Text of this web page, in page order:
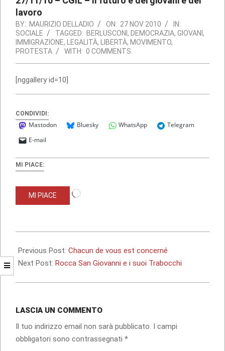
lavoro
BY: MAURIZIO DELLADIO ON: 27 NOV 2010
IN:
SOCIALE
TAGGED: BERLUSCONI, DEMOCRAZIA, GIOVANI,
IMMIGRAZIONE, LEGALITÀ, LIBERTÀ, MOVIMENTO,
PROTESTA
WITH: 0 COMMENTS
[nggallery id=10]
CONDIVIDI:
Mastodon Bluesky WhatsApp
Telegram
E-mail
MI PIACE:
MI PIACE
11-
27
Previous Post: Chacun de vous est concerné
Next Post: Rocca San Giovanni e i suoi Trabocchi
LASCIA UN COMMENTO
Il tuo indirizzo email non sarà pubblicato. I campi
obbligatori sono contrassegnati *